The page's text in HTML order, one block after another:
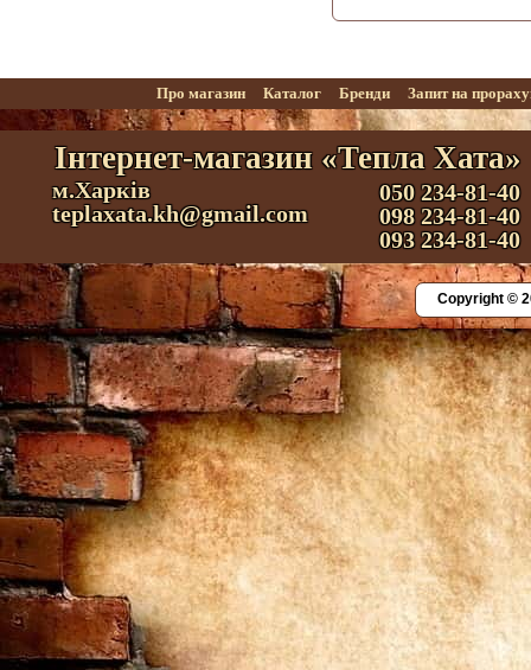
Про магазин Каталог Бренди Запит на
Інтернет-магазин «Тепла Хата»
м.Харків
teplaxata.kh@gmail.com
050 234-81-40
098 234-81-40
093 234-81-40
Copyright ©